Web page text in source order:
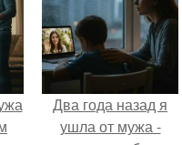
Два года назад я
ушла от мужа -